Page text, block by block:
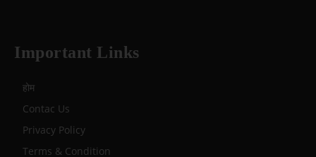
Important Links
होम
Contac Us
Privacy Policy
Terms & Condition